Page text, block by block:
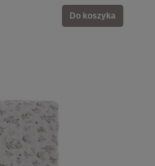
Do koszyka